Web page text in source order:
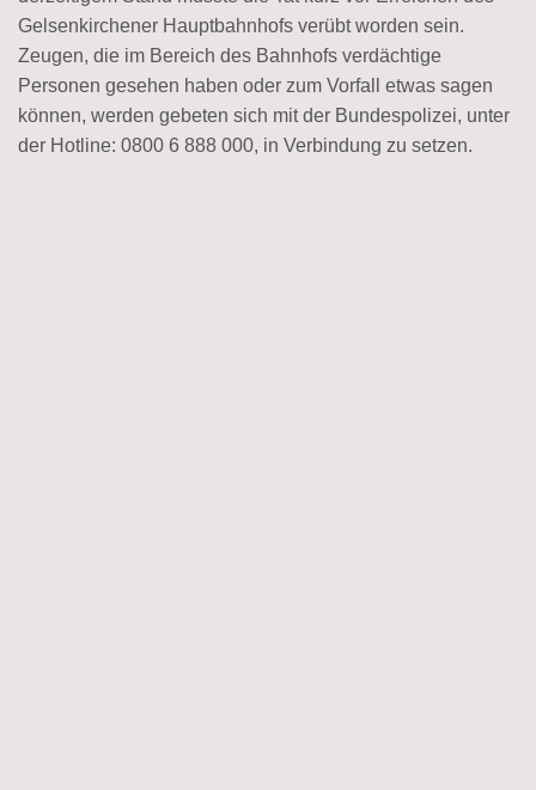
Gelsenkirchener Hauptbahnhofs verübt worden sein.
Zeugen, die im Bereich des Bahnhofs verdächtige
Personen gesehen haben oder zum Vorfall etwas sagen
können, werden gebeten sich mit der Bundespolizei, unter
der Hotline: 0800 6 888 000, in Verbindung zu setzen.